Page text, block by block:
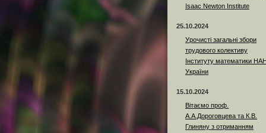
Isaac Newton Institute
25.10.2024
Урочисті загальні збори
трудового колективу
Інституту математики
України
15.10.2024
Вітаємо проф.
А.А.Дороговцева та К.В.
Глиняну з отриманням